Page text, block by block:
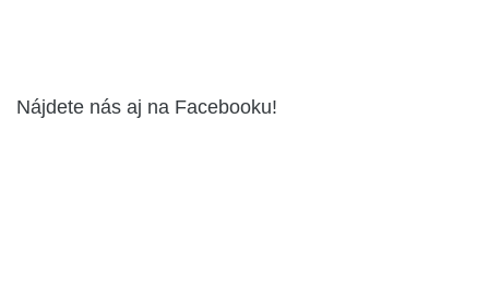
Nájdete nás aj na Facebooku!